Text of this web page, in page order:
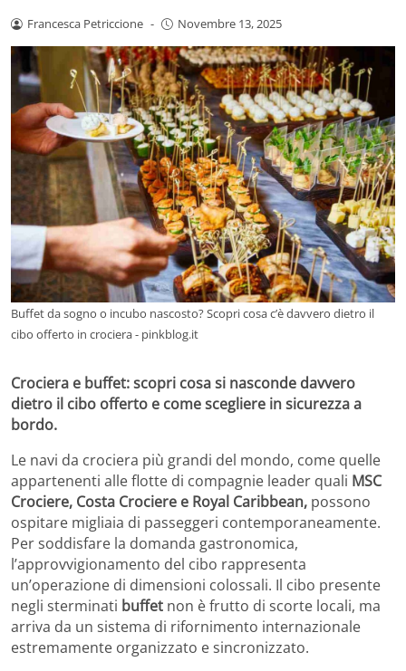
Francesca Petriccione - Novembre 13, 2025
Buffet da sogno o incubo nascosto? Scopri cosa c’è davvero dietro il
cibo offerto in crociera - pinkblog.it
Crociera e buffet: scopri cosa si nasconde davvero
dietro il cibo offerto e come scegliere in sicurezza a
bordo.
Le navi da crociera più grandi del mondo, come quelle
appartenenti alle flotte di compagnie leader quali MSC
Crociere, Costa Crociere e Royal Caribbean, possono
ospitare migliaia di passeggeri contemporaneamente.
Per soddisfare la domanda gastronomica,
l’approvvigionamento del cibo rappresenta
un’operazione di dimensioni colossali. Il cibo presente
negli sterminati buffet non è frutto di scorte locali, ma
arriva da un sistema di rifornimento internazionale
estremamente organizzato e sincronizzato.